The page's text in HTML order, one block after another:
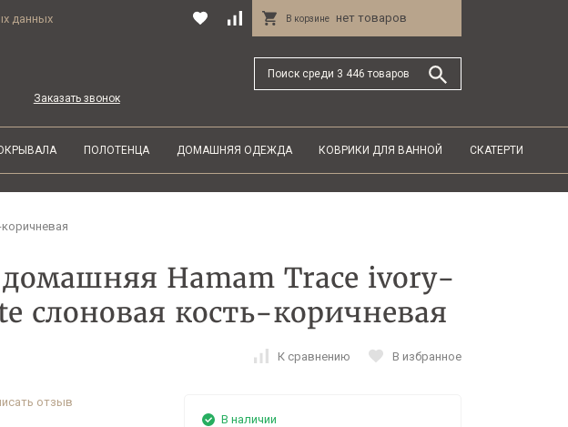
данных В корзине нет товаров
Заказать звонок
ПОЛОТЕНЦА ДОМАШНЯЯ ОДЕЖДА КОВРИКИ ДЛЯ ВАННОЙ СКАТЕРТИ
Hamam Trace ivory-
слоновая кость-коричневая
К сравнению В избранное
отзыв
В наличии